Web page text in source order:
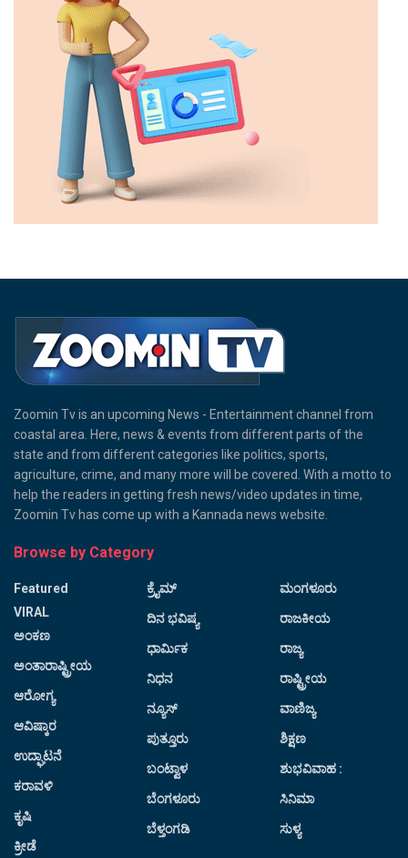
Zoomin Tv is an upcoming News - Entertainment channel from
coastal area. Here, news & events from different parts of the
state and from different categories like politics, sports,
agriculture, crime, and many more will be covered. With a motto to
help the readers in getting fresh news/video updates in time,
Zoomin Tv has come up with a Kannada news website.
Browse by Category
Featured
VIRAL
ಅಂಕಣ
ಅಂತಾರಾಷ್ಟ್ರೀಯ
ಆರೋಗ್ಯ
ಆವಿಷ್ಕಾರ
ಉದ್ಘಾಟನೆ
ಕರಾವಳಿ
ಕೃಷಿ
ಕ್ರೀಡೆ
ಕ್ರೈಮ್
ದಿನ ಭವಿಷ್ಯ
ಧಾರ್ಮಿಕ
ನಿಧನ
ನ್ಯೂಸ್
ಪುತ್ತೂರು
ಬಂಟ್ವಾಳ
ಬೆಂಗಳೂರು
ಬೆಳ್ತಂಗಡಿ
ಮಂಗಳೂರು
ರಾಜಕೀಯ
ರಾಜ್ಯ
ರಾಷ್ಟ್ರೀಯ
ವಾಣಿಜ್ಯ
ಶಿಕ್ಷಣ
ಶುಭವಿವಾಹ :
ಸಿನಿಮಾ
ಸುಳ್ಯ